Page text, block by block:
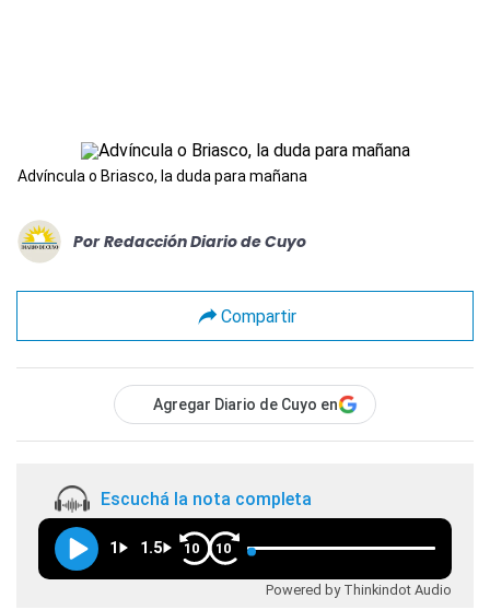
Advíncula o Briasco, la duda para mañana
Por Redacción Diario de Cuyo
Compartir
Agregar Diario de Cuyo en
Escuchá la nota completa
1 1.5 10 10
Powered by Thinkindot Audio